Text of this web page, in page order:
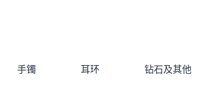
手镯 耳环 钻石及其他